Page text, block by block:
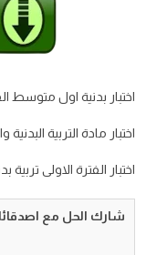
اختبار بدنية اول متوسط الفصل
اختبار مادة التربية
اختبار الفترة الاولى تربية
شارك الحل مع